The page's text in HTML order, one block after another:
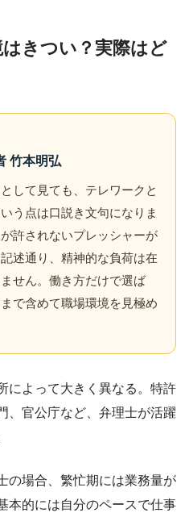
きつい？実際はど
竹本明弘
して見ても、テレワークと
う点は口説き文句になりま
許されないプレッシャーが
述通り、精神的な負荷は在
せん。働き方だけで選ば
で含めて職場環境を見極め
によって大きく異なる。特許
、官公庁など、弁理士が活躍
の場合、繁忙期には業務量が
本的には自分のペースで仕事